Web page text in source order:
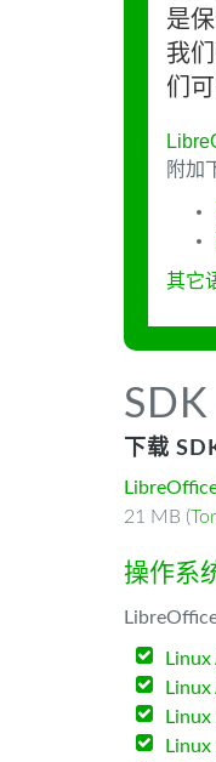
是
我
们
附加
其它
下载
21 MB (
操作系
Linux